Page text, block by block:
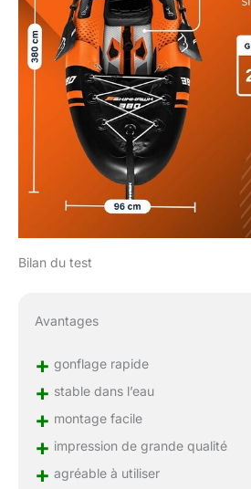
Bilan du test
Avantages
+ gonflage rapide
+ stable dans l’eau
+ montage facile
+ impression de grande qualité
+ agréable à utiliser